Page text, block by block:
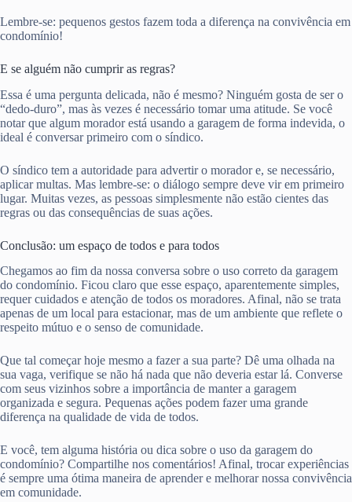
Lembre-se: pequenos gestos fazem toda a diferença na convivência em
condomínio!
E se alguém não cumprir as regras?
Essa é uma pergunta delicada, não é mesmo? Ninguém gosta de ser o
“dedo-duro”, mas às vezes é necessário tomar uma atitude. Se você
notar que algum morador está usando a garagem de forma indevida, o
ideal é conversar primeiro com o síndico.
O síndico tem a autoridade para advertir o morador e, se necessário,
aplicar multas. Mas lembre-se: o diálogo sempre deve vir em primeiro
lugar. Muitas vezes, as pessoas simplesmente não estão cientes das
regras ou das consequências de suas ações.
Conclusão: um espaço de todos e para todos
Chegamos ao fim da nossa conversa sobre o uso correto da garagem
do condomínio. Ficou claro que esse espaço, aparentemente simples,
requer cuidados e atenção de todos os moradores. Afinal, não se trata
apenas de um local para estacionar, mas de um ambiente que reflete o
respeito mútuo e o senso de comunidade.
Que tal começar hoje mesmo a fazer a sua parte? Dê uma olhada na
sua vaga, verifique se não há nada que não deveria estar lá. Converse
com seus vizinhos sobre a importância de manter a garagem
organizada e segura. Pequenas ações podem fazer uma grande
diferença na qualidade de vida de todos.
E você, tem alguma história ou dica sobre o uso da garagem do
condomínio? Compartilhe nos comentários! Afinal, trocar experiências
é sempre uma ótima maneira de aprender e melhorar nossa convivência
em comunidade.